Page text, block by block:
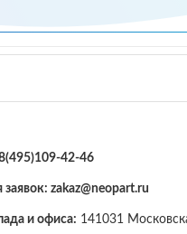
42-46
заявок: zakaz@neopart.ru
и офиса: 141031